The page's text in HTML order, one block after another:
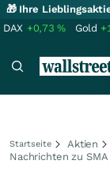
🎁 Ihre
DAX +0,73% Gold
Startseite Aktien
Nachrichten zu